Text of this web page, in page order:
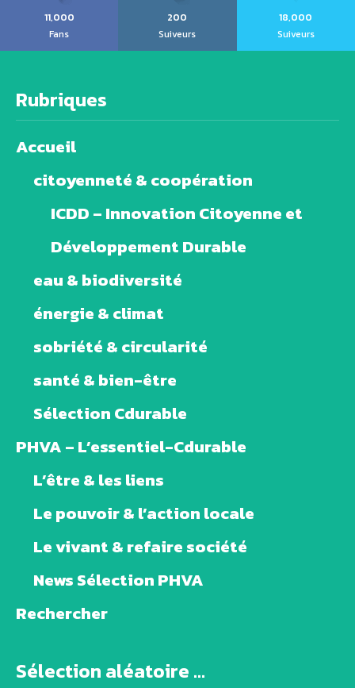
11,000
Fans
200
Suiveurs
18,000
Suiveurs
Rubriques
Accueil
citoyenneté & coopération
ICDD – Innovation Citoyenne et
Développement Durable
eau & biodiversité
énergie & climat
sobriété & circularité
santé & bien-être
Sélection Cdurable
PHVA – L’essentiel-Cdurable
L’être & les liens
Le pouvoir & l’action locale
Le vivant & refaire société
News Sélection PHVA
Rechercher
Sélection aléatoire ...